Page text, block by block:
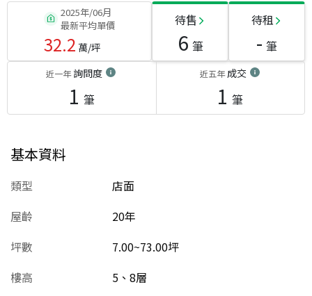
2025年/06月
最新平均單價
32.2 萬/坪
待售
6 筆
待租
- 筆
近一年詢問度
1 筆
近五年成交
1 筆
基本資料
類型
店面
屋齡
20年
坪數
7.00~73.00坪
樓高
5、8層